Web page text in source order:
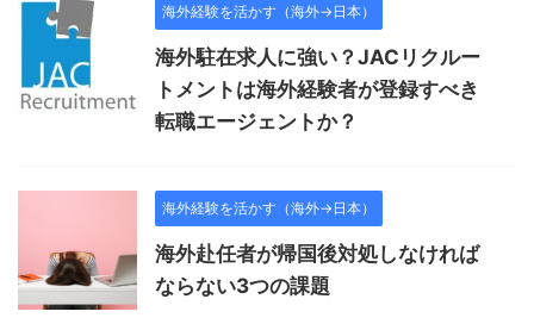
海外経験を活かす（海外→日本）
海外駐在求人に強い？JACリクルー
トメントは海外経験者が登録すべき
転職エージェントか？
海外経験を活かす（海外→日本）
海外赴任者が帰国後対処しなければ
ならない3つの課題